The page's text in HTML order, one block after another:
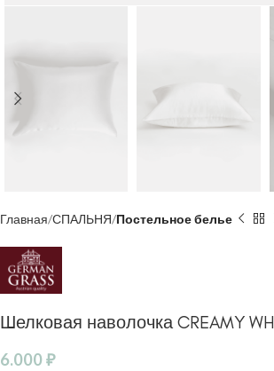
Главная СПАЛЬНЯ Постельное белье
Шелковая наволочка CREAMY
6.000₽